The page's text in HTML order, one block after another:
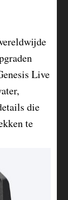
Live
die
te